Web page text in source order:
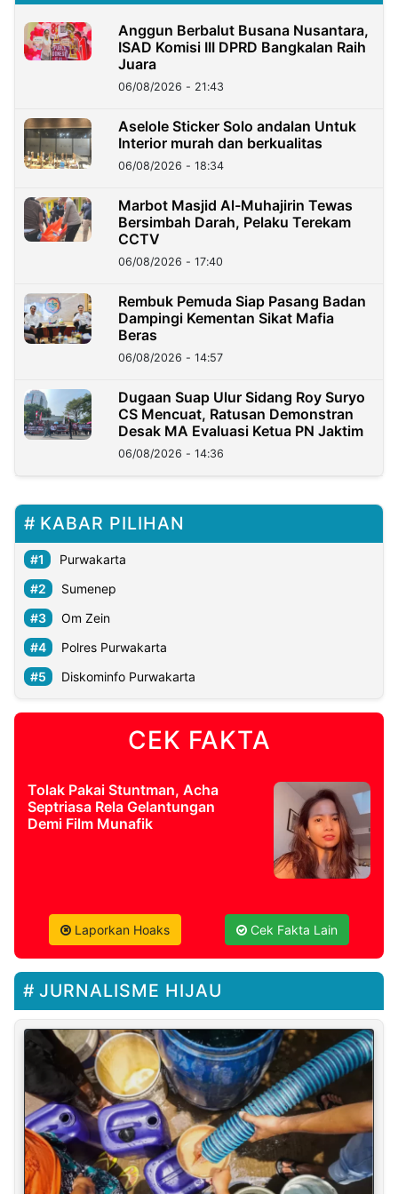
Anggun Berbalut Busana Nusantara,
ISAD Komisi III DPRD Bangkalan Raih
Juara
06/08/2026 - 21:43
Aselole Sticker Solo andalan Untuk
Interior murah dan berkualitas
06/08/2026 - 18:34
Marbot Masjid Al-Muhajirin Tewas
Bersimbah Darah, Pelaku Terekam
CCTV
06/08/2026 - 17:40
Rembuk Pemuda Siap Pasang Badan
Dampingi Kementan Sikat Mafia
Beras
06/08/2026 - 14:57
Dugaan Suap Ulur Sidang Roy Suryo
CS Mencuat, Ratusan Demonstran
Desak MA Evaluasi Ketua PN Jaktim
06/08/2026 - 14:36
KABAR PILIHAN
Purwakarta
Sumenep
Om Zein
Polres Purwakarta
Diskominfo Purwakarta
CEK FAKTA
Tolak Pakai Stuntman, Acha
Septriasa Rela Gelantungan
Demi Film Munafik
Laporkan Hoaks Cek Fakta Lain
JURNALISME HIJAU